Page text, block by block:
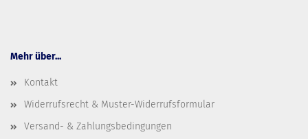
Mehr über...
Kontakt
Widerrufsrecht & Muster-Widerrufsformular
Versand- & Zahlungsbedingungen